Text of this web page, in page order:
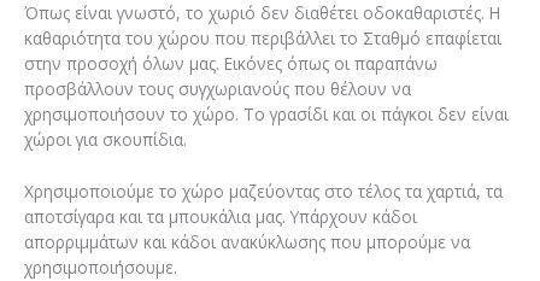
Όπως είναι γνωστό, το χωριό δεν διαθέτει οδοκαθαριστές. Η
καθαριότητα του χώρου που περιβάλλει το Σταθμό επαφίεται
στην προσοχή όλων μας. Εικόνες όπως οι παραπάνω
προσβάλλουν τους συγχωριανούς που θέλουν να
χρησιμοποιήσουν το χώρο. Το γρασίδι και οι πάγκοι δεν είναι
χώροι για σκουπίδια.
Χρησιμοποιούμε το χώρο μαζεύοντας στο τέλος τα χαρτιά, τα
αποτσίγαρα και τα μπουκάλια μας. Υπάρχουν κάδοι
απορριμμάτων και κάδοι ανακύκλωσης που μπορούμε να
χρησιμοποιήσουμε.